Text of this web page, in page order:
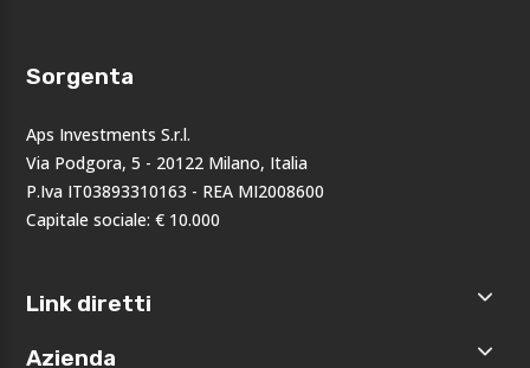
Sorgenta
Aps Investments S.r.l.
Via Podgora, 5 - 20122 Milano, Italia
P.Iva IT03893310163 - REA MI2008600
Capitale sociale: € 10.000
Link diretti
Home
Azienda